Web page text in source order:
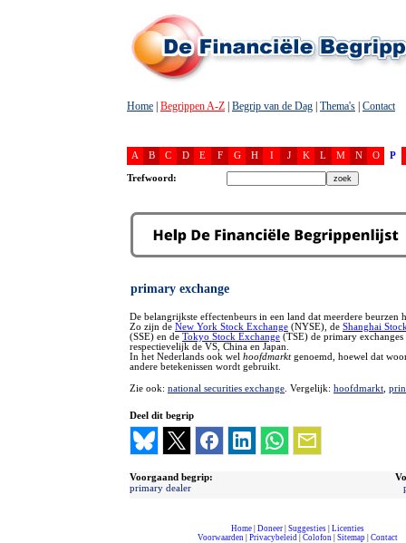
Home Begrippen A-Z Begrip van de Dag Thema's Contact
A B C D E F G H I J K L M N O P
Trefwoord:
primary exchange
De belangrijkste effectenbeurs in een land dat meerdere beurzen
Zo zijn de New York Stock Exchange (NYSE), de Shanghai
(SSE) en de Tokyo Stock Exchange (TSE) de primary exchanges
respectievelijk de VS, China en Japan.
In het Nederlands ook wel hoofdmarktgenoemd, hoewel dat
andere betekenissen wordt gebruikt.
Zie ook: national securities exchange . Vergelijk: hoofdmarkt
Deel dit begrip
Voorgaand begrip:
primary dealer
Home| Doneer| Suggesties| Licenties
Voorwaarden| Privacybeleid| Colofon| Sitemap| Contact